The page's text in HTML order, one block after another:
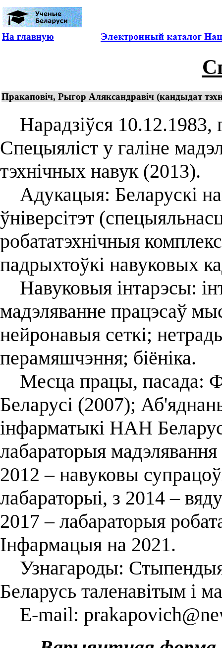
На главную
Пракаповіч, Рыгор Аляксандравіч (кандыдат
Нарадзіўся 10.12.1983,
Спецыяліст у галіне
тэхнічных навук (2013).
Адукацыя: Беларускі
ўніверсітэт
робататэхнічныя
падрыхтоўкі навуковых
Навуковыя інтарэсы:
мадэляванне працэсаў
нейронавыя сеткі;
перамяшчэння; біёніка.
Месца працы, пасада:
Беларусі (2007);
інфарматыкі НАН
лабараторыя мадэлявання
2012 – навуковы
лабараторыі, з 2014 –
2017 – лабараторыя
Інфармацыя на 2021.
Узнагароды: Стыпендыя
Беларусь таленавітым і
E-mail: